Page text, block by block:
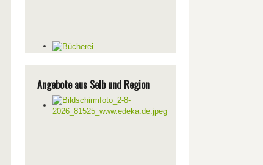
Angebote aus Selb und Region